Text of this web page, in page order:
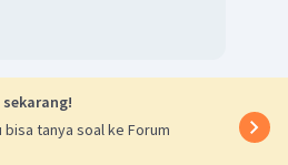
bisa tanya soal ke Forum